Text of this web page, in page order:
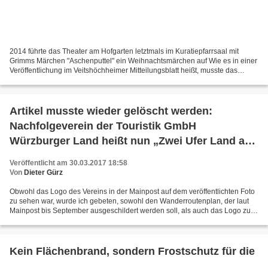
2014 führte das Theater am Hofgarten letztmals im Kuratiepfarrsaal mit
Grimms Märchen "Aschenputtel" ein Weihnachtsmärchen auf Wie es in einer
Veröffentlichung im Veitshöchheimer Mitteilungsblatt heißt, musste das
Artikel musste wieder gelöscht werden:
Nachfolgeverein der Touristik GmbH
Würzburger Land heißt nun „Zwei Ufer Land am
Höhenwanderweg bis September
Veröffentlicht am 30.03.2017 18:58
Von Dieter Gürz
Obwohl das Logo des Vereins in der Mainpost auf dem veröffentlichten Foto
zu sehen war, wurde ich gebeten, sowohl den Wanderroutenplan, der laut
Mainpost bis September ausgeschildert werden soll, als auch das Logo zu
Kein Flächenbrand, sondern Frostschutz für die